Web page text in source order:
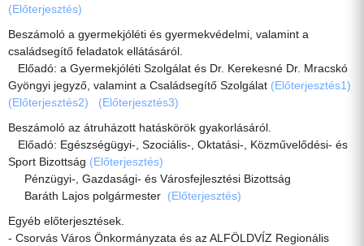
(Előterjesztés)
Beszámoló a gyermekjóléti és gyermekvédelmi, valamint a
családsegítő feladatok ellátásáról.
Előadó: a Gyermekjóléti Szolgálat és Dr. Kerekesné Dr. Mracskó
Gyöngyi jegyző, valamint a Családsegítő Szolgálat (Előterjesztés1)
(Előterjesztés2)
(Előterjesztés3)
Beszámoló az átruházott hatáskörök gyakorlásáról.
Előadó: Egészségügyi-, Szociális-, Oktatási-, Közművelődési- és
Sport Bizottság (Előterjesztés)
Pénzügyi-, Gazdasági- és Városfejlesztési Bizottság
Baráth Lajos polgármester (Előterjesztés)
Egyéb előterjesztések.
- Csorvás Város Önkormányzata és az ALFÖLDVÍZ Regionális